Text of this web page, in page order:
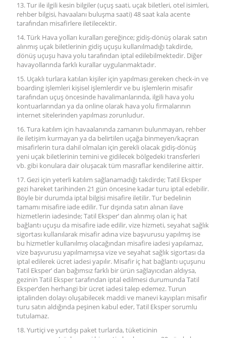
13. Tur ile ilgili kesin bilgiler (uçuş saati, uçak biletleri, otel isimleri,
rehber bilgisi, havaalanı buluşma saati) 48 saat kala acente
tarafından misafirlere iletilecektir.
14. Türk Hava yolları kuralları gereğince; gidiş-dönüş olarak satın
alınmış uçak biletlerinin gidiş uçuşu kullanılmadığı takdirde,
dönüş uçuşu hava yolu tarafından iptal edilebilmektedir. Diğer
havayollarında farklı kurallar uygulanmaktadır.
15. Uçaklı turlara katılan kişiler için yapılması gereken check-in ve
boarding işlemleri kişisel işlemlerdir ve bu işlemlerin misafir
tarafından uçuş öncesinde havalimanlarında, ilgili hava yolu
kontuarlarından ya da online olarak hava yolu firmalarının
internet sitelerinden yapılması zorunludur.
16. Tura katılım için havaalanında zamanın bulunmayan, rehber
ile iletişim kurmayan ya da belirtilen uçağa binmeyen/kaçıran
misafirlerin tura dahil olmaları için gerekli olacak gidiş-dönüş
yeni uçak biletlerinin temini ve gidilecek bölgedeki transferleri
vb. gibi konulara dair oluşacak tüm masraflar kendilerine aittir.
17. Gezi için yeterli katılım sağlanamadığı takdirde; Tatil Eksper
gezi hareket tarihinden 21 gün öncesine kadar turu iptal edebilir.
Böyle bir durumda iptal bilgisi misafire iletilir. Tur bedelinin
tamamı misafire iade edilir. Tur dışında satın alınan ilave
hizmetlerin iadesinde; Tatil Eksper’ dan alınmış olan iç hat
bağlantı uçuşu da misafire iade edilir, vize hizmeti, seyahat sağlık
sigortası kullanılarak misafir adına vize başvurusu yapılmış ise
bu hizmetler kullanılmış olacağından misafire iadesi yapılamaz,
vize başvurusu yapılmamışsa vize ve seyahat sağlık sigortası da
iptal edilerek ücret iadesi yapılır. Misafir iç hat bağlantı uçuşunu
Tatil Eksper’ dan bağımsız farklı bir ürün sağlayıcıdan aldıysa,
gezinin Tatil Eksper tarafından iptal edilmesi durumunda Tatil
Eksper’den herhangi bir ücret iadesi talep edemez. Turun
iptalinden dolayı oluşabilecek maddi ve manevi kayıpları misafir
turu satın aldığında peşinen kabul eder, Tatil Eksper sorumlu
tutulamaz.
18. Yurtiçi ve yurtdışı paket turlarda, tüketicinin